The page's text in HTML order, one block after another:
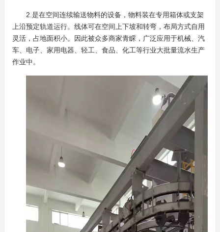
2.是在空间连续输送物料的设备，物料装在专用箱体或支架
上沿预定轨道运行。线体可在空间上下坡和转弯，布局方式自用
灵活，占地面积小。因此被众多商家青睬，广泛应用于机械、汽
车、电子、家用电器、轻工、食品、化工等行业大批量流水生产
作业中。